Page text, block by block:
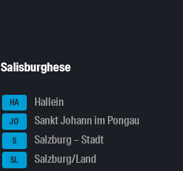
Salisburghese
HA Hallein
JO Sankt Johann im Pongau
S Salzburg – Stadt
SL
Salzburg/Land